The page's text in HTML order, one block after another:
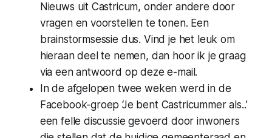
Nieuws uit Castricum, onder andere door
vragen en voorstellen te tonen. Een
brainstormsessie dus. Vind je het leuk om
hieraan deel te nemen, dan hoor ik je graag
via een antwoord op deze e-mail.
In de afgelopen twee weken werd in de
Facebook-groep ‘Je bent Castricummer als..’
een felle discussie gevoerd door inwoners